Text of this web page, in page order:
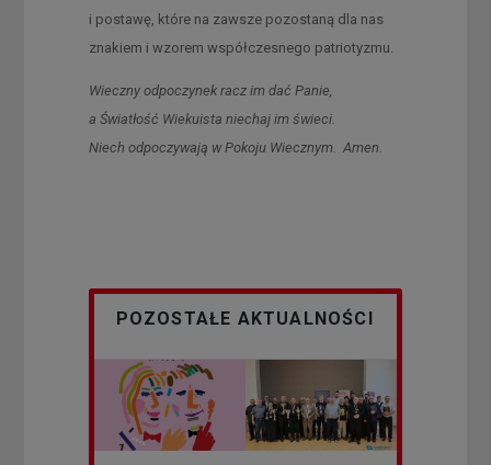
i postawę, które na zawsze pozostaną dla nas
znakiem i wzorem współczesnego patriotyzmu.
Wieczny odpoczynek racz im dać Panie,
a Światłość Wiekuista niechaj im świeci.
Niech odpoczywają w Pokoju Wiecznym. Amen.
POZOSTAŁE AKTUALNOŚCI